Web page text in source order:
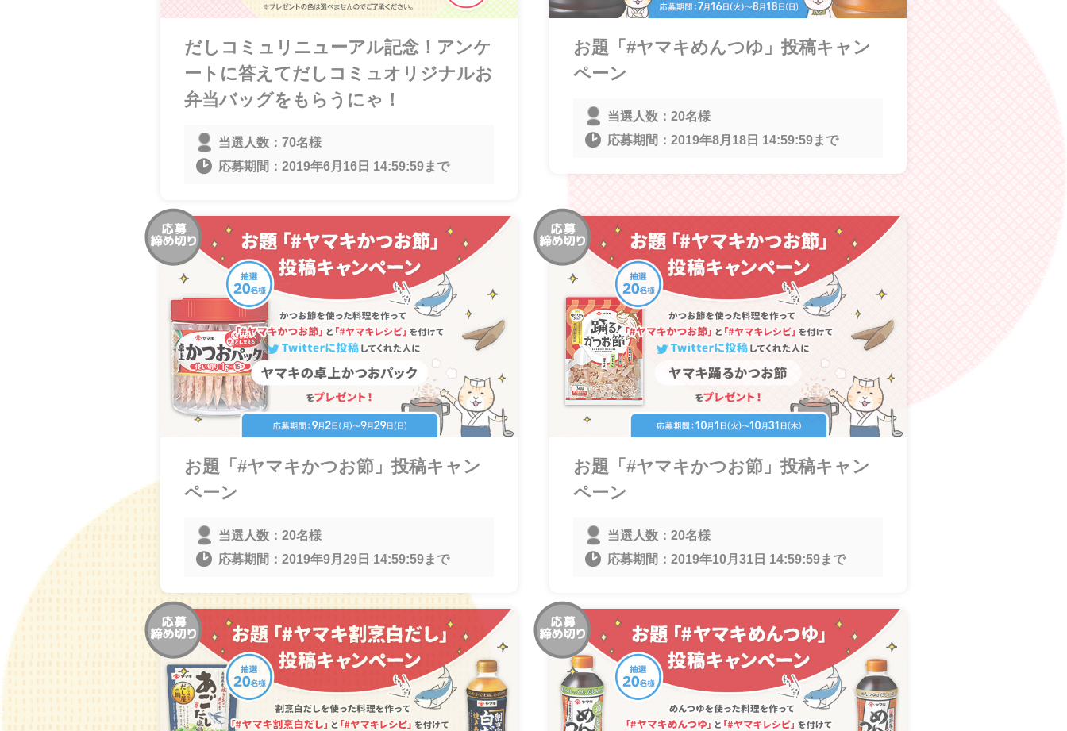
だしコミュリニューアル記念！アンケ
ートに答えてだしコミュオリジナルお
弁当バッグをもらうにゃ！
当選人数： 70名様
応募期間： 2019年6月16日 14:59:59まで
お題「#ヤマキめんつゆ」投稿キャン
ペーン
当選人数： 20名様
応募期間： 2019年8月18日 14:59:59まで
お題「#ヤマキかつお節」投稿キャン
ペーン
当選人数： 20名様
応募期間： 2019年9月29日 14:59:59まで
お題「#ヤマキかつお節」投稿キャン
ペーン
当選人数： 20名様
応募期間： 2019年10月31日 14:59:59まで